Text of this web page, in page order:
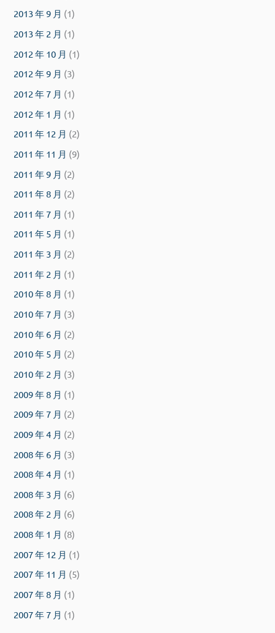
2013 年 9 月 (1)
2013 年 2 月 (1)
2012 年 10 月 (1)
2012 年 9 月 (3)
2012 年 7 月 (1)
2012 年 1 月 (1)
2011 年 12 月 (2)
2011 年 11 月 (9)
2011 年 9 月 (2)
2011 年 8 月 (2)
2011 年 7 月 (1)
2011 年 5 月 (1)
2011 年 3 月 (2)
2011 年 2 月 (1)
2010 年 8 月 (1)
2010 年 7 月 (3)
2010 年 6 月 (2)
2010 年 5 月 (2)
2010 年 2 月 (3)
2009 年 8 月 (1)
2009 年 7 月 (2)
2009 年 4 月 (2)
2008 年 6 月 (3)
2008 年 4 月 (1)
2008 年 3 月 (6)
2008 年 2 月 (6)
2008 年 1 月 (8)
2007 年 12 月 (1)
2007 年 11 月 (5)
2007 年 8 月 (1)
2007 年 7 月 (1)